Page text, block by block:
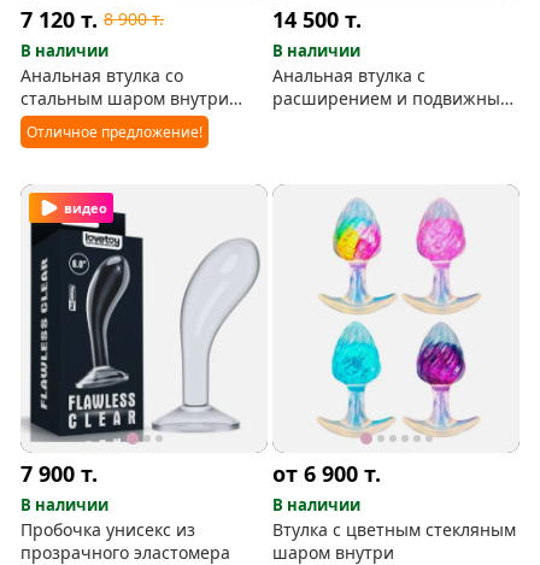
7 120т. 8 900т.
В наличии
Анальная втулка со
стальным шаром внутри
Popo Pleasure Medium
Отличное предложение!
14 500т.
В наличии
Анальная втулка с
расширением и подвижным
видео
7 900т.
В наличии
Пробочка унисекс из
прозрачного эластомера
от 6 900т.
В наличии
Втулка с цветным стекляным
шаром внутри